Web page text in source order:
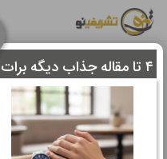
خانه >ایده و خلاقیت>
آرایی ولنتاین
20 ایده جذاب بادکنک آرایی ولنتاین
۴ تا مقاله جذاب دیگه برات آماده کردیم!